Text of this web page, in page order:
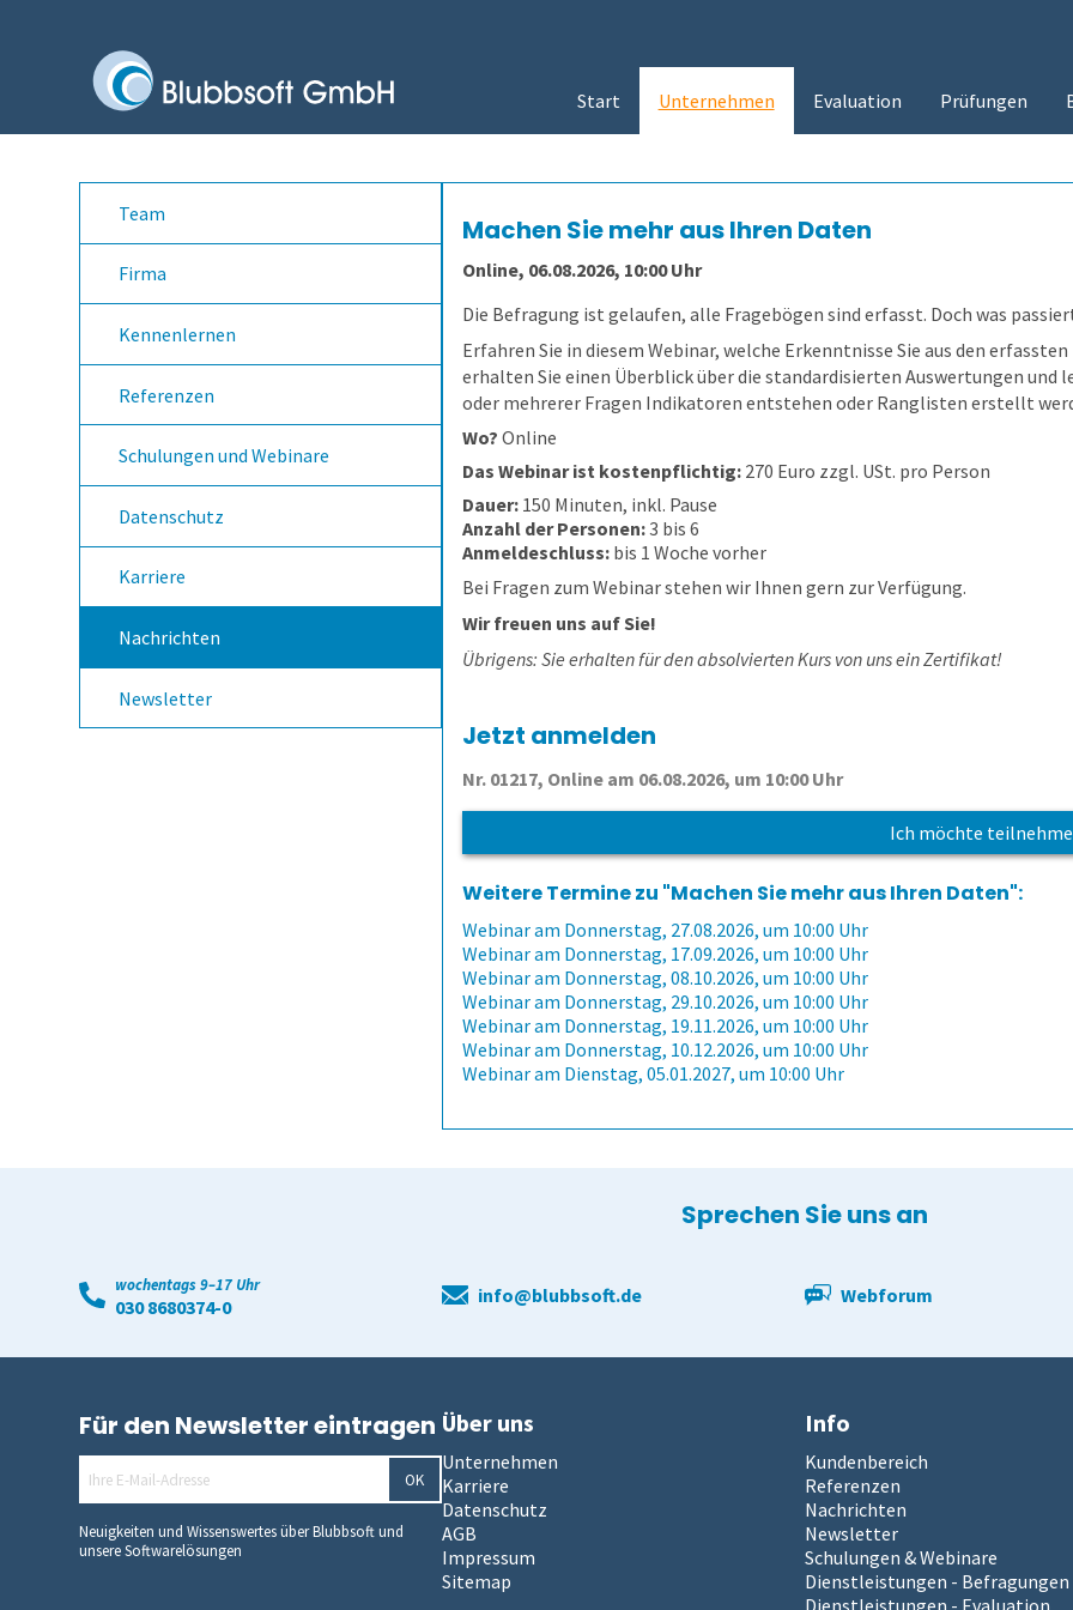
Start Unternehmen Evaluation Prüfungen
Team
Firma
Kennenlernen
Referenzen
Schulungen und Webinare
Datenschutz
Karriere
Nachrichten
Newsletter
Machen Sie mehr aus Ihren Daten
Online, 06.08.2026, 10:00 Uhr
Die Befragung ist gelaufen, alle Fragebögen sind erfasst. Doch was
Erfahren Sie in diesem Webinar, welche Erkenntnisse Sie aus den
erhalten Sie einen Überblick über die standardisierten Auswertungen und
oder mehrerer Fragen Indikatoren entstehen oder Ranglisten erstellt
Wo? Online
Das Webinar ist kostenpflichtig:270 Euro zzgl. USt. pro Person
Dauer:150 Minuten, inkl. Pause
Anzahl der Personen:3 bis 6
Anmeldeschluss:bis 1 Woche vorher
Bei Fragen zum Webinar stehen wir Ihnen gern zur Verfügung.
Wir freuen uns auf Sie!
Übrigens: Sie erhalten für den absolvierten Kurs von uns ein Zertifikat!
Jetzt anmelden
Nr. 01217, Online am 06.08.2026, um 10:00 Uhr
Ich möchte
Weitere Termine zu "Machen Sie mehr aus Ihren Daten":
Webinar am Donnerstag, 27.08.2026, um 10:00 Uhr
Webinar am Donnerstag, 17.09.2026, um 10:00 Uhr
Webinar am Donnerstag, 08.10.2026, um 10:00 Uhr
Webinar am Donnerstag, 29.10.2026, um 10:00 Uhr
Webinar am Donnerstag, 19.11.2026, um 10:00 Uhr
Webinar am Donnerstag, 10.12.2026, um 10:00 Uhr
Webinar am Dienstag, 05.01.2027, um 10:00 Uhr
Sprechen Sie uns an
wochentags 9–17 Uhr
030 8680374-0 info@blubbsoft.de Webforum
Für den Newsletter eintragen
OK
Neuigkeiten und Wissenswertes über Blubbsoft und
unsere Softwarelösungen
Über uns
Unternehmen
Karriere
Datenschutz
AGB
Impressum
Sitemap
Info
Kundenbereich
Referenzen
Nachrichten
Newsletter
Schulungen & Webinare
Dienstleistungen - Befragungen
Dienstleistungen - Evaluation